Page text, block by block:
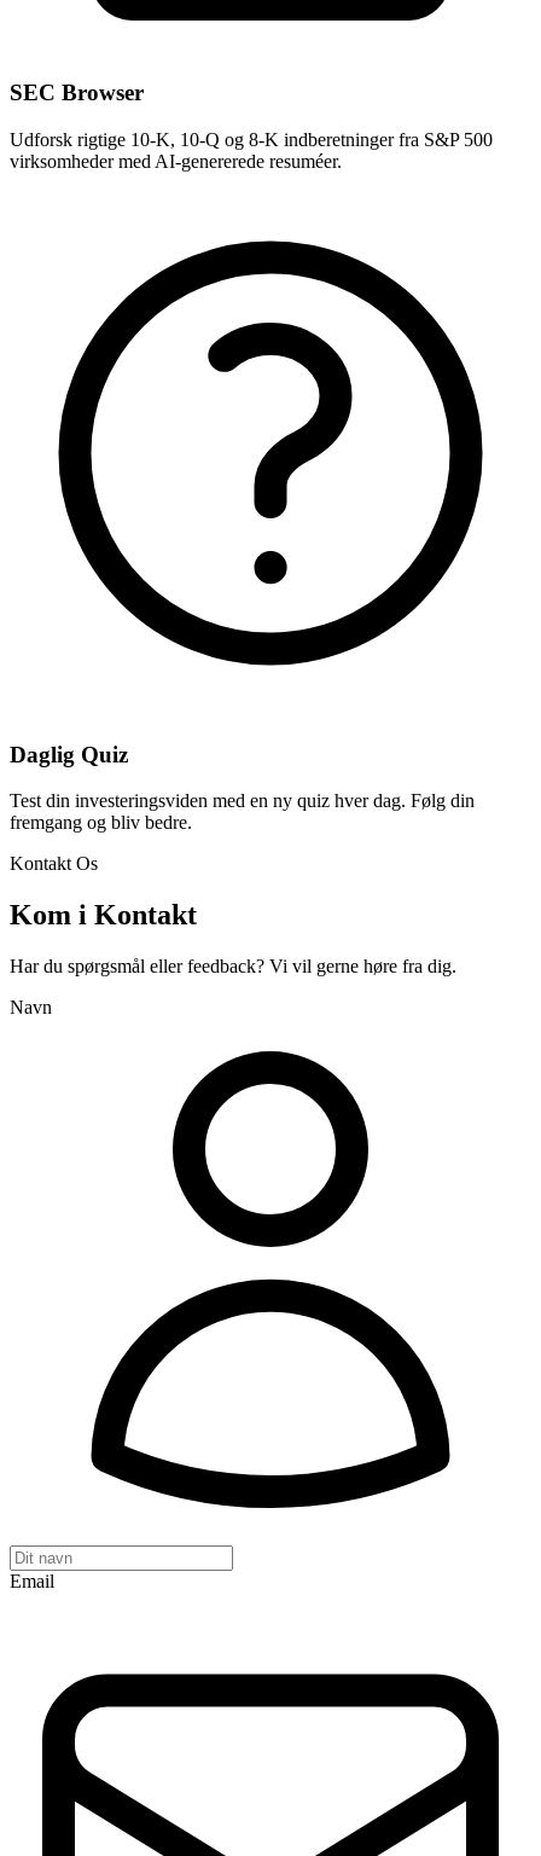
SEC Browser
Udforsk rigtige 10-K, 10-Q og 8-K indberetninger fra S&P 500
virksomheder med AI-genererede resuméer.
Daglig Quiz
Test din investeringsviden med en ny quiz hver dag. Følg din
fremgang og bliv bedre.
Kontakt Os
Kom i Kontakt
Har du spørgsmål eller feedback? Vi vil gerne høre fra dig.
Navn
Email